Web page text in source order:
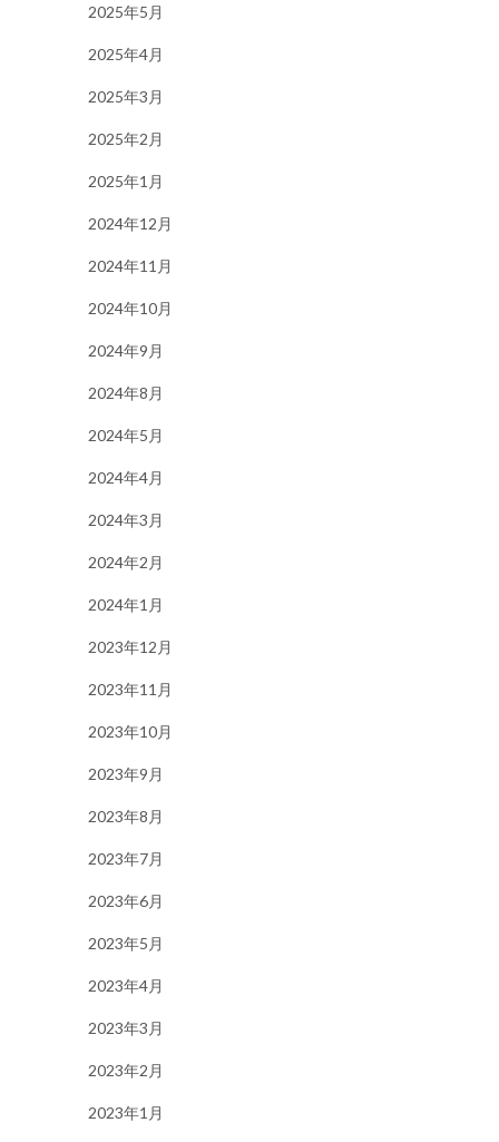
2025年5月
2025年4月
2025年3月
2025年2月
2025年1月
2024年12月
2024年11月
2024年10月
2024年9月
2024年8月
2024年5月
2024年4月
2024年3月
2024年2月
2024年1月
2023年12月
2023年11月
2023年10月
2023年9月
2023年8月
2023年7月
2023年6月
2023年5月
2023年4月
2023年3月
2023年2月
2023年1月